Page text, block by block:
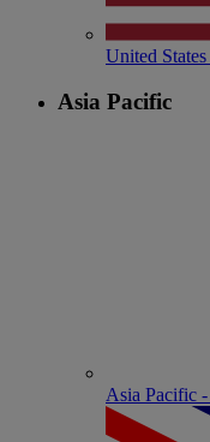
United
Asia Pacific
Asia Pacific